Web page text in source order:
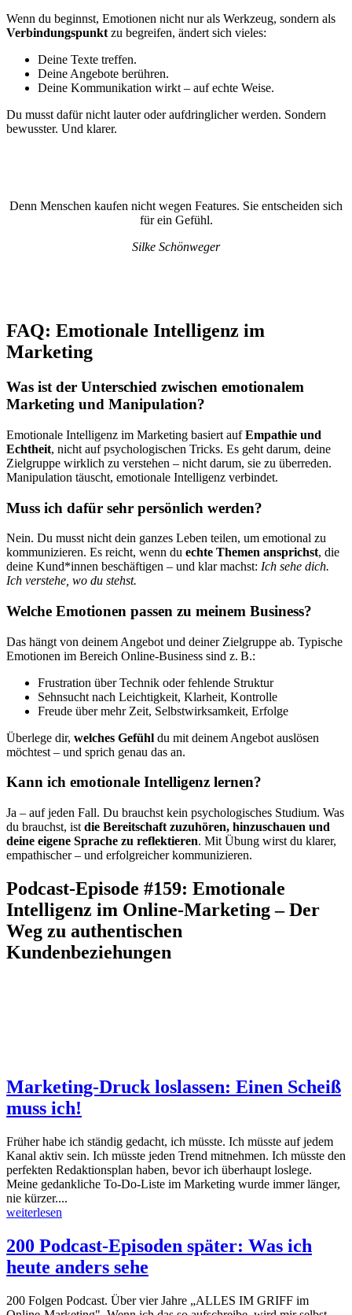
Wenn du beginnst, Emotionen nicht nur als Werkzeug, sondern als
Verbindungspunkt zu begreifen, ändert sich vieles:
Deine Texte treffen.
Deine Angebote berühren.
Deine Kommunikation wirkt – auf echte Weise.
Du musst dafür nicht lauter oder aufdringlicher werden. Sondern
bewusster. Und klarer.
Denn Menschen kaufen nicht wegen Features. Sie entscheiden sich
für ein Gefühl.
Silke Schönweger
FAQ: Emotionale Intelligenz im
Marketing
Was ist der Unterschied zwischen emotionalem
Marketing und Manipulation?
Emotionale Intelligenz im Marketing basiert aufEmpathie und
Echtheit, nicht auf psychologischen Tricks. Es geht darum, deine
Zielgruppe wirklich zu verstehen – nicht darum, sie zu überreden.
Manipulation täuscht, emotionale Intelligenz verbindet.
Muss ich dafür sehr persönlich werden?
Nein. Du musst nicht dein ganzes Leben teilen, um emotional zu
kommunizieren. Es reicht, wenn du echte Themen ansprichst, die
deine Kund*innen beschäftigen – und klar machst: Ich sehe dich.
Ich verstehe, wo du stehst.
Welche Emotionen passen zu meinem Business?
Das hängt von deinem Angebot und deiner Zielgruppe ab. Typische
Emotionen im Bereich Online-Business sind z. B.:
Frustration über Technik oder fehlende Struktur
Sehnsucht nach Leichtigkeit, Klarheit, Kontrolle
Freude über mehr Zeit, Selbstwirksamkeit, Erfolge
Überlege dir, welches Gefühl du mit deinem Angebot auslösen
möchtest – und sprich genau das an.
Kann ich emotionale Intelligenz lernen?
Ja – auf jeden Fall. Du brauchst kein psychologisches Studium. Was
du brauchst, ist die Bereitschaft zuzuhören, hinzuschauen und
deine eigene Sprache zu reflektieren. Mit Übung wirst du klarer,
empathischer – und erfolgreicher kommunizieren.
Podcast-Episode #159: Emotionale
Intelligenz im Online-Marketing – Der
Weg zu authentischen
Kundenbeziehungen
Marketing-Druck loslassen: Einen Scheiß
muss ich!
Früher habe ich ständig gedacht, ich müsste. Ich müsste auf jedem
Kanal aktiv sein. Ich müsste jeden Trend mitnehmen. Ich müsste den
perfekten Redaktionsplan haben, bevor ich überhaupt loslege.
Meine gedankliche To-Do-Liste im Marketing wurde immer länger,
nie kürzer....
weiterlesen
200 Podcast-Episoden später: Was ich
heute anders sehe
200 Folgen Podcast. Über vier Jahre „ALLES IM GRIFF im